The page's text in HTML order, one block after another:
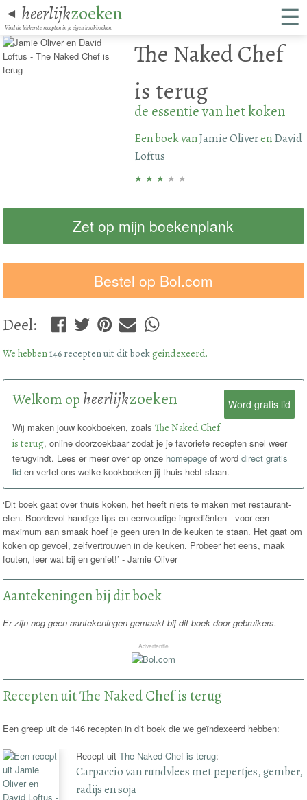
◄ heerlijkzoeken
Vind de lekkerste recepten in je eigen kookboeken. ☰
The Naked Chef
is terug
de essentie van het koken
Een boek vanJamie OliverenDavid
Loftus
★ ★ ★ ★ ★
Zet op mijn boekenplank
Bestel op Bol.com
Deel:
We hebben146 recepten uit dit boekgeindexeerd.
Word gratis lid
Welkom op heerlijkzoeken
Wij maken jouw kookboeken, zoalsThe Naked Chef
is terug, online doorzoekbaar zodat je je favoriete recepten snel weer
terugvindt. Lees er meer over op onze homepage of worddirect gratis
lid en vertel ons welke kookboeken jij thuis hebt staan.
‘Dit boek gaat over thuis koken, het heeft niets te maken met restaurant-
eten. Boordevol handige tips en eenvoudige ingrediënten - voor een
maximum aan smaak hoef je geen uren in de keuken te staan. Het gaat om
koken op gevoel, zelfvertrouwen in de keuken. Probeer het eens, maak
fouten, leer wat bij en geniet!’ - Jamie Oliver
Aantekeningen bij dit boek
Er zijn nog geen aantekeningen gemaakt bij dit boek door gebruikers.
Advertentie
Recepten uit The Naked Chef is terug
Een greep uit de 146 recepten in dit boek die we geïndexeerd hebben:
Recept uitThe Naked Chef is terug:
Carpaccio van rundvlees met pepertjes, gember,
radijs en soja